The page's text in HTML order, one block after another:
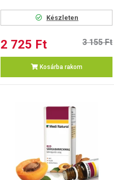
Készleten
2 725 Ft 3 155 Ft
Kosárba rakom